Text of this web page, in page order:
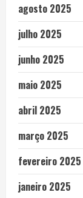
agosto 2025
julho 2025
junho 2025
maio 2025
abril 2025
março 2025
fevereiro 2025
janeiro 2025